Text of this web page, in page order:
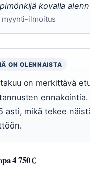
kovalla
ilmoitus
ON OLENNAISTA
on merkittävä
asti, mikä tekee
4 750 €